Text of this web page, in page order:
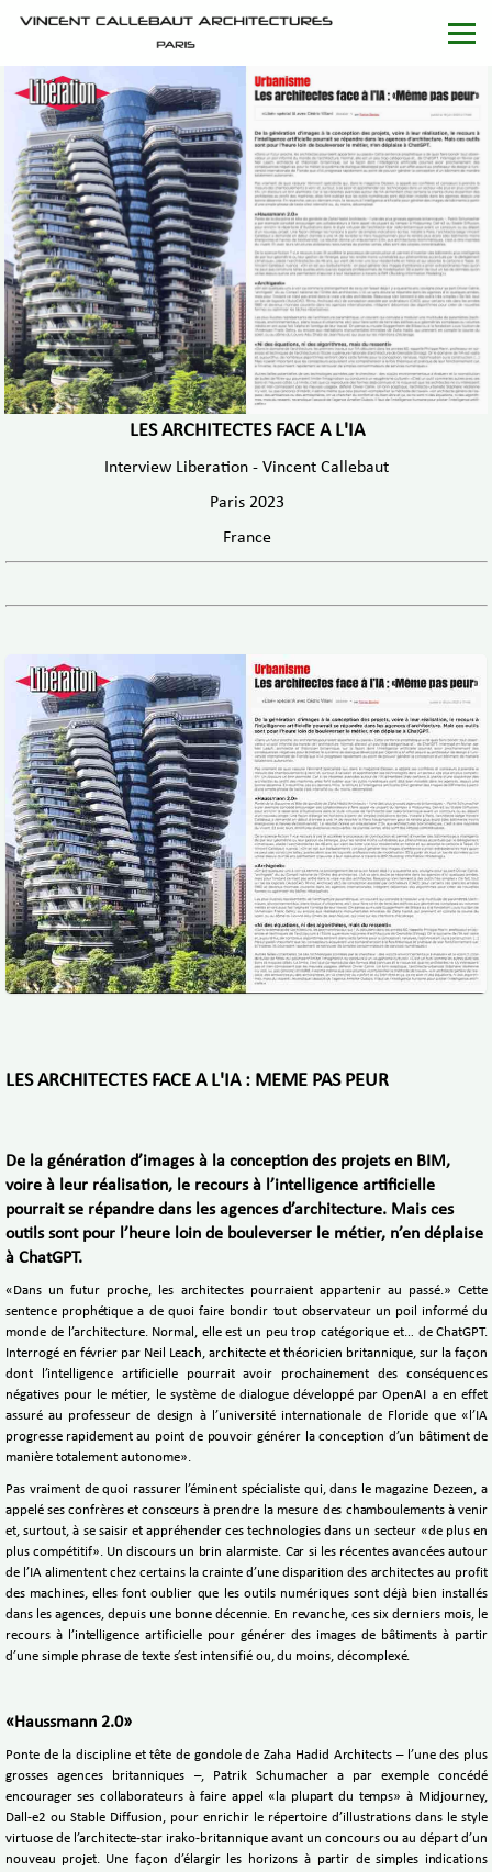
LES ARCHITECTES FACE A L'IA
Interview Liberation - Vincent Callebaut
Paris 2023
France
LES ARCHITECTES FACE A L'IA : MEME PAS PEUR
De la génération d’images à la conception des projets en BIM,
voire à leur réalisation, le recours à l’intelligence artificielle
pourrait se répandre dans les agences d’architecture. Mais ces
outils sont pour l’heure loin de bouleverser le métier, n’en déplaise
à ChatGPT.
«Dans un futur proche, les architectes pourraient appartenir au passé.» Cette
sentence prophétique a de quoi faire bondir tout observateur un poil informé du
monde de l’architecture. Normal, elle est un peu trop catégorique et… de ChatGPT.
Interrogé en février par Neil Leach, architecte et théoricien britannique, sur la façon
dont l’intelligence artificielle pourrait avoir prochainement des conséquences
négatives pour le métier, le système de dialogue développé par OpenAI a en effet
assuré au professeur de design à l’université internationale de Floride que «l’IA
progresse rapidement au point de pouvoir générer la conception d’un bâtiment de
manière totalement autonome».
Pas vraiment de quoi rassurer l’éminent spécialiste qui, dans le magazine Dezeen, a
appelé ses confrères et consœurs à prendre la mesure des chamboulements à venir
et, surtout, à se saisir et appréhender ces technologies dans un secteur «de plus en
plus compétitif». Un discours un brin alarmiste. Car si les récentes avancées autour
de l’IA alimentent chez certains la crainte d’une disparition des architectes au profit
des machines, elles font oublier que les outils numériques sont déjà bien installés
dans les agences, depuis une bonne décennie. En revanche, ces six derniers mois, le
recours à l’intelligence artificielle pour générer des images de bâtiments à partir
d’une simple phrase de texte s’est intensifié ou, du moins, décomplexé.
«Haussmann 2.0»
Ponte de la discipline et tête de gondole de Zaha Hadid Architects – l’une des plus
grosses agences britanniques –, Patrik Schumacher a par exemple concédé
encourager ses collaborateurs à faire appel «la plupart du temps» à Midjourney,
Dall-e2 ou Stable Diffusion, pour enrichir le répertoire d’illustrations dans le style
virtuose de l’architecte-star irako-britannique avant un concours ou au départ d’un
nouveau projet. Une façon d’élargir les horizons à partir de simples indications